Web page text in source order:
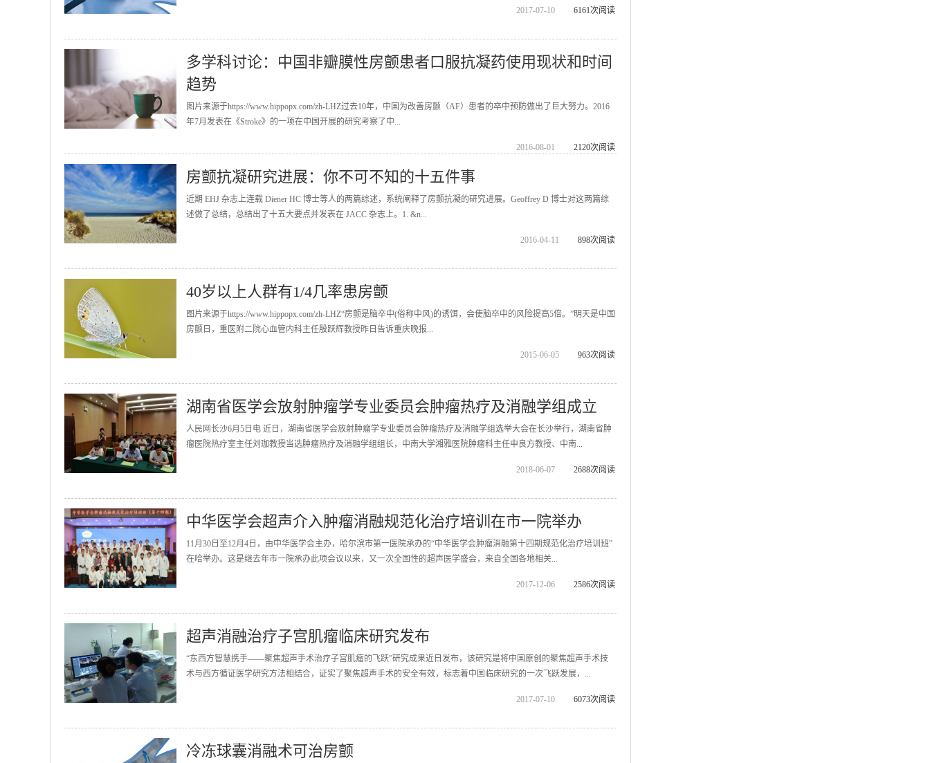
2017-07-10 6161次阅读
多学科讨论：中国非瓣膜性房颤患者口服抗凝药使用现状和时间
趋势
图片来源于https://www.hippopx.com/zh-LHZ过去10年，中国为改善房颤（AF）患者的卒中预防做出了巨大努力。2016
年7月发表在《Stroke》的一项在中国开展的研究考察了中...
2016-08-01 2120次阅读
房颤抗凝研究进展：你不可不知的十五件事
近期 EHJ 杂志上连载 Diener HC 博士等人的两篇综述，系统阐释了房颤抗凝的研究进展。Geoffrey D 博士对这两篇综
述做了总结，总结出了十五大要点并发表在 JACC 杂志上。1. &n...
2016-04-11 898次阅读
40岁以上人群有1/4几率患房颤
图片来源于https://www.hippopx.com/zh-LHZ“房颤是脑卒中(俗称中风)的诱饵，会使脑卒中的风险提高5倍。”明天是中国
房颤日，重医附二院心血管内科主任殷跃辉教授昨日告诉重庆晚报...
2015-06-05 963次阅读
湖南省医学会放射肿瘤学专业委员会肿瘤热疗及消融学组成立
人民网长沙6月5日电 近日，湖南省医学会放射肿瘤学专业委员会肿瘤热疗及消融学组选举大会在长沙举行，湖南省肿
瘤医院热疗室主任刘珈教授当选肿瘤热疗及消融学组组长，中南大学湘雅医院肿瘤科主任申良方教授、中南...
2018-06-07 2688次阅读
中华医学会超声介入肿瘤消融规范化治疗培训在市一院举办
11月30日至12月4日，由中华医学会主办，哈尔滨市第一医院承办的“中华医学会肿瘤消融第十四期规范化治疗培训班”
在哈举办。这是继去年市一院承办此项会议以来，又一次全国性的超声医学盛会，来自全国各地相关...
2017-12-06 2586次阅读
超声消融治疗子宫肌瘤临床研究发布
“东西方智慧携手——聚焦超声手术治疗子宫肌瘤的飞跃”研究成果近日发布，该研究是将中国原创的聚焦超声手术技
术与西方循证医学研究方法相结合，证实了聚焦超声手术的安全有效，标志着中国临床研究的一次飞跃发展，...
2017-07-10 6073次阅读
冷冻球囊消融术可治房颤